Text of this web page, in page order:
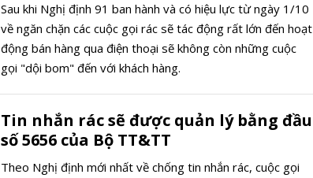
Sau khi Nghị định 91 ban hành và có hiệu lực từ ngày 1/10
về ngăn chặn các cuộc gọi rác sẽ tác động rất lớn đến hoạt
động bán hàng qua điện thoại sẽ không còn những cuộc
gọi "dội bom" đến với khách hàng.
Tin nhắn rác sẽ được quản lý bằng đầu
số 5656 của Bộ TT&TT
Theo Nghị định mới nhất về chống tin nhắn rác, cuộc gọi